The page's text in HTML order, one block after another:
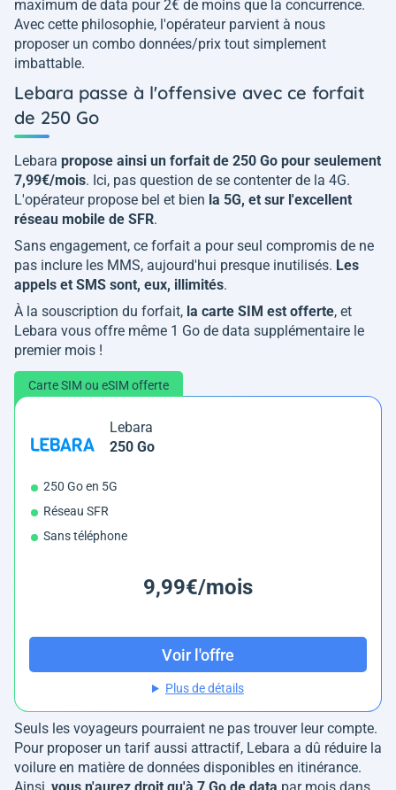
maximum de data pour 2€ de moins que la concurrence.
Avec cette philosophie, l'opérateur parvient à nous
proposer un combo données/prix tout simplement
imbattable.
Lebara passe à l'offensive avec ce forfait
de 250 Go
Lebara propose ainsi un forfait de 250 Go pour seulement
7,99€/mois. Ici, pas question de se contenter de la 4G.
L'opérateur propose bel et bien la 5G, et sur l'excellent
réseau mobile de SFR.
Sans engagement, ce forfait a pour seul compromis de ne
pas inclure les MMS, aujourd'hui presque inutilisés. Les
appels et SMS sont, eux, illimités.
À la souscription du forfait, la carte SIM est offerte, et
Lebara vous offre même 1 Go de data supplémentaire le
premier mois !
Carte SIM ou eSIM offerte
Lebara
250 Go
250 Go en 5G
Réseau SFR
Sans téléphone
9,99€/mois
Voir l'offre
Plus de détails
Seuls les voyageurs pourraient ne pas trouver leur compte.
Pour proposer un tarif aussi attractif, Lebara a dû réduire la
voilure en matière de données disponibles en itinérance.